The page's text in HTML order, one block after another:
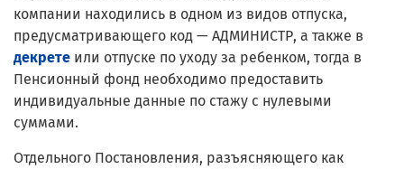
компании находились в одном из видов отпуска,
предусматривающего код — АДМИНИСТР, а также в
декрете или отпуске по уходу за ребенком, тогда в
Пенсионный фонд необходимо предоставить
индивидуальные данные по стажу с нулевыми
суммами.
Отдельного Постановления, разъясняющего как